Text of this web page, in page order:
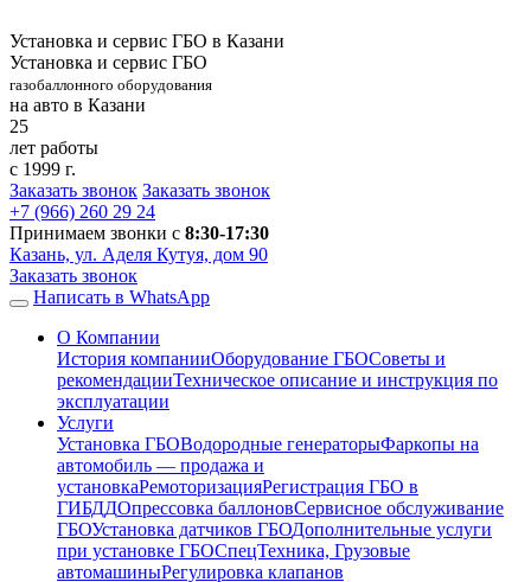
Установка и сервис ГБО в Казани
Установка и сервис ГБО
газобаллонного оборудования
на авто в Казани
25
лет работы
с 1999 г.
Заказать звонок Заказать звонок
+7 (966) 260 29 24
Принимаем звонки с 8:30-17:30
Казань, ул. Аделя Кутуя, дом 90
Заказать звонок
Написать в WhatsApp
О Компании
История компанииОборудование ГБОСоветы и
рекомендацииТехническое описание и инструкция по
эксплуатации
Услуги
Установка ГБОВодородные генераторыФаркопы на
автомобиль — продажа и
установкаРемоторизацияРегистрация ГБО в
ГИБДДОпрессовка баллоновСервисное обслуживание
ГБОУстановка датчиков ГБОДополнительные услуги
при установке ГБОСпецТехника, Грузовые
автомашиныРегулировка клапанов